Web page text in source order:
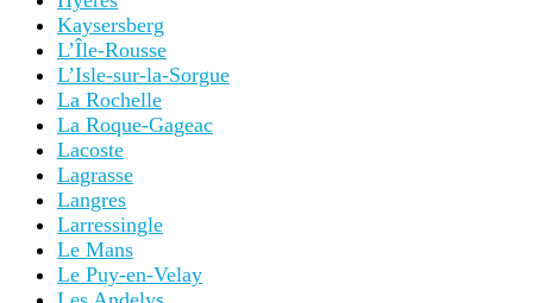
Kaysersberg
L’Île-Rousse
L’Isle-sur-la-Sorgue
La Rochelle
La Roque-Gageac
Lacoste
Lagrasse
Langres
Larressingle
Le Mans
Le Puy-en-Velay